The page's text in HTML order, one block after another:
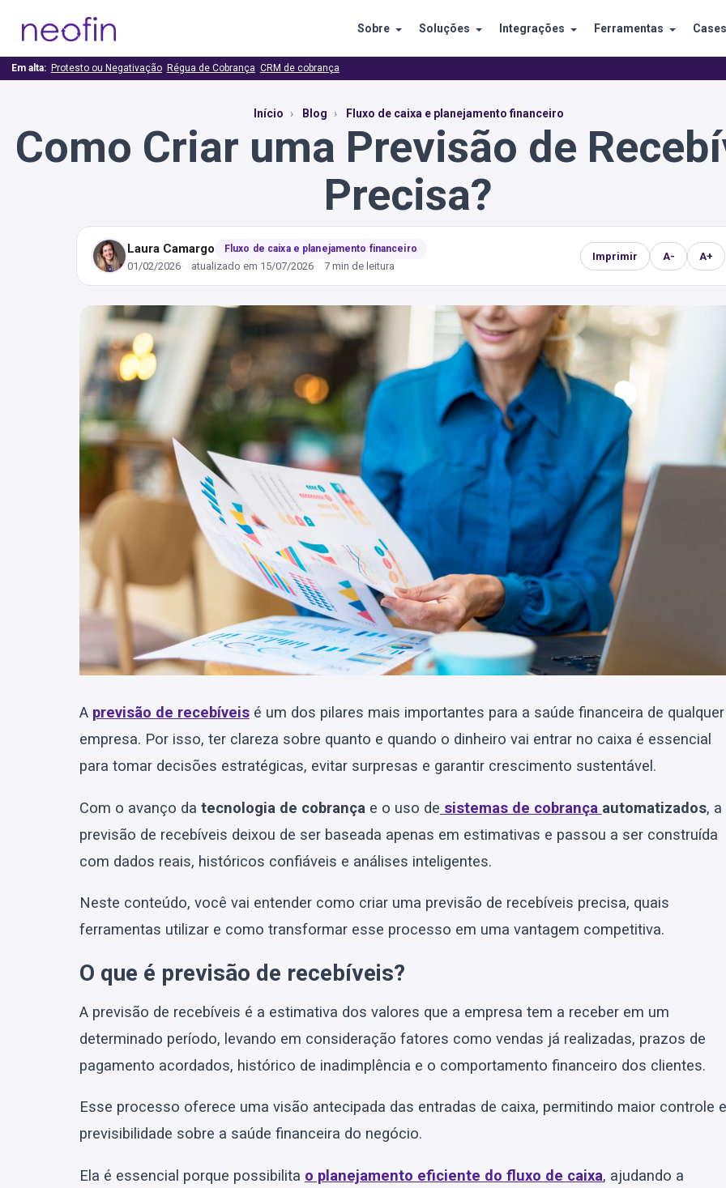
Sobre Soluções Integrações Ferramentas Cases
Em alta: Protesto ou Negativação Régua de Cobrança CRM de cobrança
Início Blog Fluxo de caixa e planejamento financeiro
Como Criar uma Previsão de
Precisa?
Laura Camargo Fluxo de caixa e planejamento financeiro
01/02/2026 atualizado em 15/07/2026 7 min de leitura
Imprimir A- A+
A previsão de recebíveisé um dos pilares mais importantes para a saúde financeira de qualquer
empresa. Por isso, ter clareza sobre quanto e quando o dinheiro vai entrar no caixa é essencial
para tomar decisões estratégicas, evitar surpresas e garantir crescimento sustentável.
Com o avanço da tecnologia de cobrançae o uso de sistemas de cobrança automatizados, a
previsão de recebíveis deixou de ser baseada apenas em estimativas e passou a ser construída
com dados reais, históricos confiáveis e análises inteligentes.
Neste conteúdo, você vai entender como criar uma previsão de recebíveis precisa, quais
ferramentas utilizar e como transformar esse processo em uma vantagem competitiva.
O que é previsão de recebíveis?
A previsão de recebíveis é a estimativa dos valores que a empresa tem a receber em um
determinado período, levando em consideração fatores como vendas já realizadas, prazos de
pagamento acordados, histórico de inadimplência e o comportamento financeiro dos clientes.
Esse processo oferece uma visão antecipada das entradas de caixa, permitindo maior controle e
previsibilidade sobre a saúde financeira do negócio.
Ela é essencial porque possibilita o planejamento eficiente do fluxo de caixa, ajudando a